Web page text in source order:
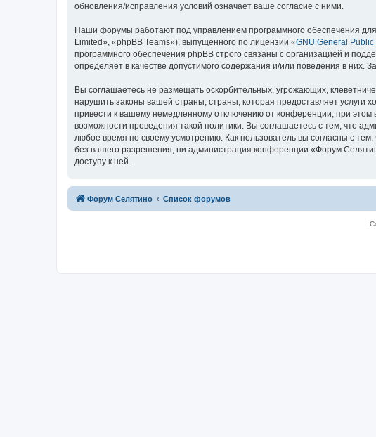
обновления/исправления условий означает ваше согласие с ними.
Наши форумы работают под управлением программного обеспечения
Limited», «phpBB Teams»), выпущенного по лицензии «GNU General Public
программного обеспечения phpBB строго связаны с организацией и
определяет в качестве допустимого содержания и/или поведения в
Вы соглашаетесь не размещать оскорбительных, угрожающих,
нарушить законы вашей страны, страны, которая предоставляет
привести к вашему немедленному отключению от конференции, при
возможности проведения такой политики. Вы соглашаетесь с тем, что
любое время по своему усмотрению. Как пользователь вы согласны с
без вашего разрешения, ни администрация конференции «Форум
доступу к ней.
Форум Селятино Список форумов